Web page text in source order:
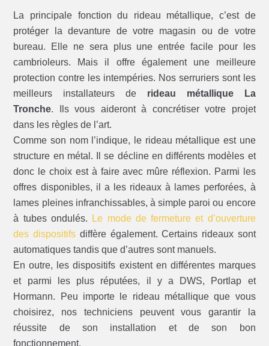
La principale fonction du rideau métallique, c’est de
protéger la devanture de votre magasin ou de votre
bureau. Elle ne sera plus une entrée facile pour les
cambrioleurs. Mais il offre également une meilleure
protection contre les intempéries. Nos serruriers sont les
meilleurs installateurs de rideau métallique La
Tronche. Ils vous aideront à concrétiser votre projet
dans les règles de l’art.
Comme son nom l’indique, le rideau métallique est une
structure en métal. Il se décline en différents modèles et
donc le choix est à faire avec mûre réflexion. Parmi les
offres disponibles, il a les rideaux à lames perforées, à
lames pleines infranchissables, à simple paroi ou encore
à tubes ondulés.
Le mode de fermeture et d’ouverture
des dispositifs diffère également. Certains rideaux sont
automatiques tandis que d’autres sont manuels.
En outre, les dispositifs existent en différentes marques
et parmi les plus réputées, il y a DWS, Portlap et
Hormann. Peu importe le rideau métallique que vous
choisirez, nos techniciens peuvent vous garantir la
réussite de son installation et de son bon
fonctionnement.